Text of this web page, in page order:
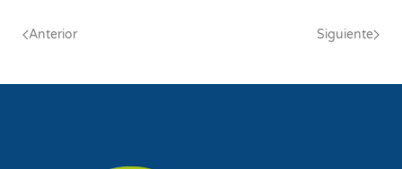
Anterior Siguiente